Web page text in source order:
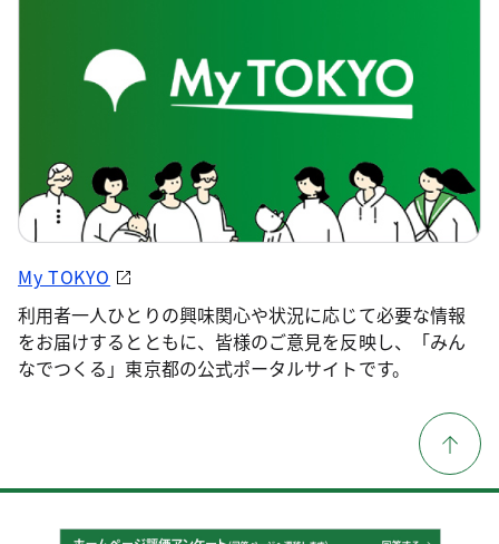
My TOKYO
利用者一人ひとりの興味関心や状況に応じて必要な情報
をお届けするとともに、皆様のご意見を反映し、「みん
なでつくる」東京都の公式ポータルサイトです。